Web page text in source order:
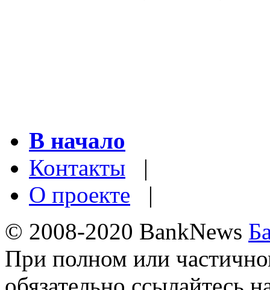
В начало
Контакты |
О проекте |
© 2008-2020 BankNews
При полном или